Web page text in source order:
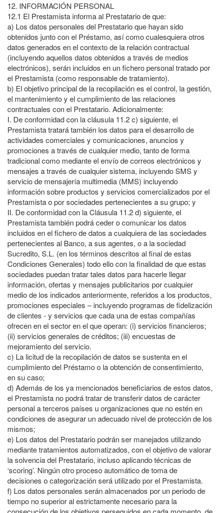
12. INFORMACIÓN PERSONAL
12.1 El Prestamista informa al Prestatario de que:
a) Los datos personales del Prestatario que hayan sido
obtenidos junto con el Préstamo, así como cualesquiera otros
datos generados en el contexto de la relación contractual
(incluyendo aquellos datos obtenidos a través de medios
electrónicos), serán incluidos en un fichero personal tratado por
el Prestamista (como responsable de tratamiento).
b) El objetivo principal de la recopilación es el control, la gestión,
el mantenimiento y el cumplimiento de las relaciones
contractuales con el Prestatario. Adicionalmente:
I. De conformidad con la cláusula 11.2 c) siguiente, el
Prestamista tratará también los datos para el desarrollo de
actividades comerciales y comunicaciones, anuncios y
promociones a través de cualquier medio, tanto de forma
tradicional como mediante el envío de correos electrónicos y
mensajes a través de cualquier sistema, incluyendo SMS y
servicio de mensajería multimedia (MMS) incluyendo
información sobre productos y servicios comercializados por el
Prestamista o por sociedades pertenecientes a su grupo; y
II. De conformidad con la Cláusula 11.2 d) siguiente, el
Prestamista también podrá ceder o comunicar los datos
incluidos en el fichero de datos a cualquiera de las sociedades
pertenecientes al Banco, a sus agentes, o a la sociedad
Sucredito, S.L. (en los términos descritos al final de estas
Condiciones Generales) todo ello con la finalidad de que estas
sociedades puedan tratar tales datos para hacerle llegar
información, ofertas y mensajes publicitarios por cualquier
medio de los indicados anteriormente, referidos a los productos,
promociones especiales – incluyendo programas de fidelización
de clientes - y servicios que cada una de estas compañías
ofrecen en el sector en el que operan: (i) servicios financieros;
(ii) servicios generales de créditos; (iii) encuestas de
mejoramiento del servicio.
c) La licitud de la recopilación de datos se sustenta en el
cumplimiento del Préstamo o la obtención de consentimiento,
en su caso;
d) Además de los ya mencionados beneficiarios de estos datos,
el Prestamista no podrá tratar de transferir datos de carácter
personal a terceros países u organizaciones que no estén en
condiciones de asegurar un adecuado nivel de protección de los
mismos;
e) Los datos del Prestatario podrán ser manejados utilizando
mediante tratamientos automatizados, con el objetivo de valorar
la solvencia del Prestatario, incluso aplicando técnicas de
‘scoring’. Ningún otro proceso automático de toma de
decisiones o categorización será utilizado por el Prestamista.
f) Los datos personales serán almacenados por un periodo de
tiempo no superior al estrictamente necesario para la